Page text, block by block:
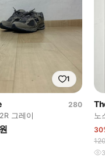
1
280
그레이
노
3